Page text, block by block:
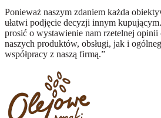
Ponieważ naszym zdaniem każda
ułatwi podjęcie decyzji innym
prosić o wystawienie nam rzetelnej
naszych produktów, obsługi, jak i
współpracy z naszą firmą.”